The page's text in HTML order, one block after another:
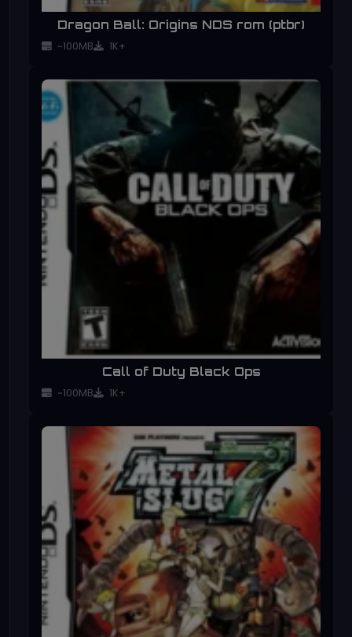
Dragon Ball: Origins NDS rom (ptbr)
~100MB 1K+
Call of Duty Black Ops
~100MB 1K+